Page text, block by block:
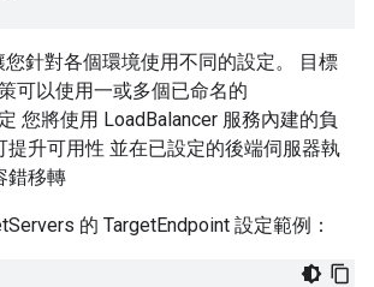
您針對各個環境使用不同的設定。 目標
可以使用一或多個已命名的
您將使用 LoadBalancer 服務內建的負
提升可用性 並在已設定的後端伺服器執
錯移轉
的 TargetEndpoint 設定範例：